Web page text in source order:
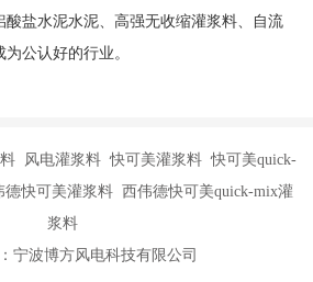
酸盐水泥水泥、高强无收缩灌浆料、自流
公认好的行业。
风电灌浆料 快可美灌浆料 快可美quick-
快可美灌浆料 西伟德快可美quick-mix灌
浆料
宁波博方风电科技有限公司